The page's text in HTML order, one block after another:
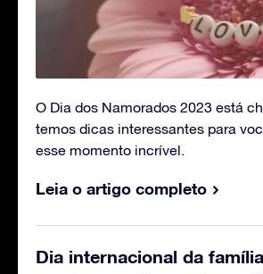
O Dia dos Namorados 2023 está
temos dicas interessantes para
esse momento incrível.
Leia o artigo completo
Dia internacional da